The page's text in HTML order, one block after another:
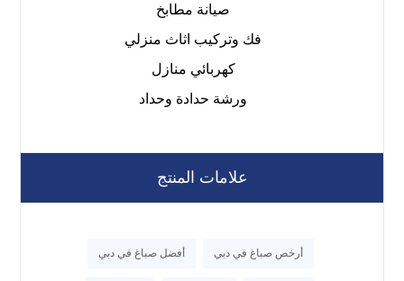
صيانة مطابخ
فك وتركيب اثاث منزلي
كهربائي منازل
ورشة حدادة وحداد
علامات المنتج
أرخص صباغ في دبي أفضل صباغ في دبي